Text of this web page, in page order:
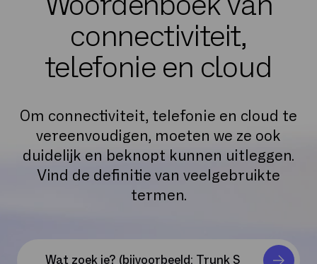
connectiviteit,
telefonie en cloud
Om connectiviteit, telefonie en cloud te
vereenvoudigen, moeten we ze ook
duidelijk en beknopt kunnen uitleggen.
Vind de definitie van veelgebruikte
termen.